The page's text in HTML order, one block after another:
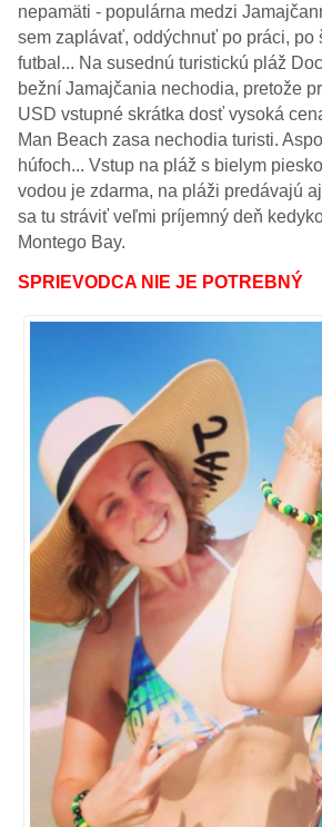
nepamäti - populárna medzi
sem zaplávať, oddýchnuť po práci, po
futbal... Na susednú turistickú pláž
bežní Jamajčania nechodia, pretože
USD vstupné skrátka dosť vysoká
Man Beach zasa nechodia turisti.
húfoch... Vstup na pláž s bielym
vodou je zdarma, na pláži predávajú
sa tu stráviť veľmi príjemný deň
Montego Bay.
SPRIEVODCA NIE JE POTREBNÝ